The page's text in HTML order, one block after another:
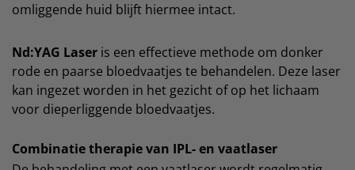
omliggende huid blijft hiermee intact.
Nd:YAG Laser is een effectieve methode om donker
rode en paarse bloedvaatjes te behandelen. Deze laser
kan ingezet worden in het gezicht of op het lichaam
voor dieperliggende bloedvaatjes.
Combinatie therapie van IPL- en vaatlaser